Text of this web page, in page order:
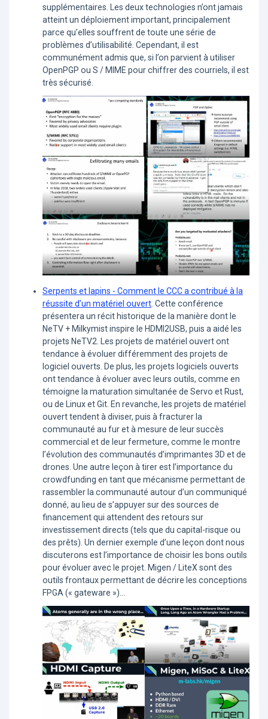
supplémentaires. Les deux technologies n’ont jamais
atteint un déploiement important, principalement
parce qu’elles souffrent de toute une série de
problèmes d’utilisabilité. Cependant, il est
communément admis que, si l’on parvient à utiliser
OpenPGP ou S / MIME pour chiffrer des courriels, il est
très sécurisé.
Serpents et lapins - Comment le CCC a contribué à la
réussite d’un matériel ouvert. Cette conférence
présentera un récit historique de la manière dont le
NeTV + Milkymist inspire le HDMI2USB, puis a aidé les
projets NeTV2. Les projets de matériel ouvert ont
tendance à évoluer différemment des projets de
logiciel ouverts. De plus, les projets logiciels ouverts
ont tendance à évoluer avec leurs outils, comme en
témoigne la maturation simultanée de Servo et Rust,
ou de Linux et Git. En revanche, les projets de matériel
ouvert tendent à diviser, puis à fracturer la
communauté au fur et à mesure de leur succès
commercial et de leur fermeture, comme le montre
l’évolution des communautés d’imprimantes 3D et de
drones. Une autre leçon à tirer est l’importance du
crowdfunding en tant que mécanisme permettant de
rassembler la communauté autour d’un communiqué
donné, au lieu de s’appuyer sur des sources de
financement qui attendent des retours sur
investissement directs (tels que du capital-risque ou
des prêts). Un dernier exemple d’une leçon dont nous
discuterons est l’importance de choisir les bons outils
pour évoluer avec le projet. Migen / LiteX sont des
outils frontaux permettant de décrire les conceptions
FPGA (« gateware »)...